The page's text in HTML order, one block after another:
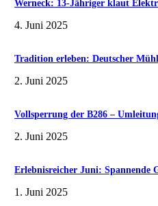
Werneck: 13-Jähriger klaut
4. Juni 2025
Tradition erleben: Deutscher
2. Juni 2025
Vollsperrung der B286 –
2. Juni 2025
Erlebnisreicher Juni: Spannende
1. Juni 2025